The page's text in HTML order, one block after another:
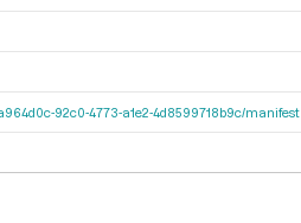
92c0-4773-a1e2-4d8599718b9c/manifest